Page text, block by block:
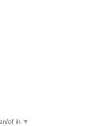
of in ▼